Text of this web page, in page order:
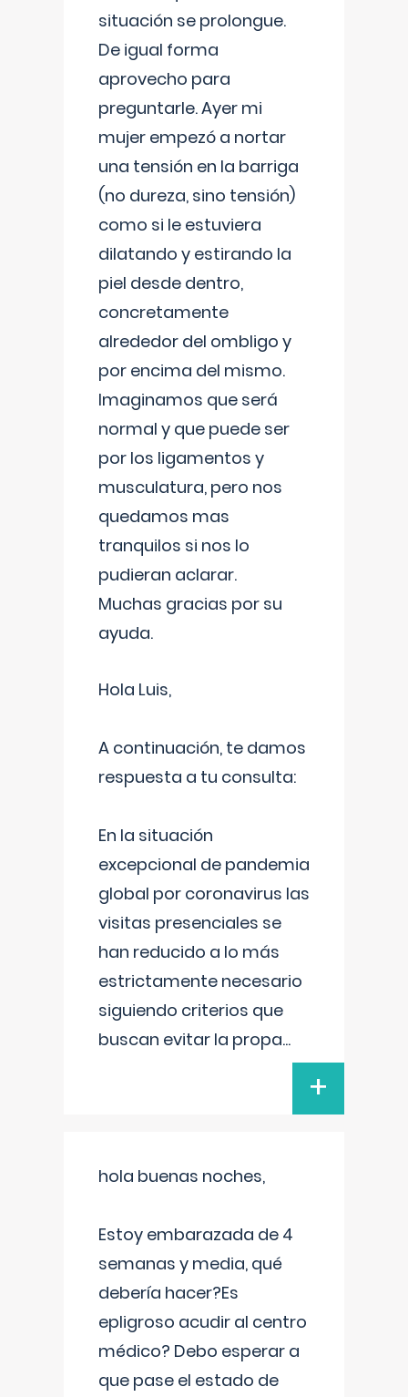
situación se prolongue.
De igual forma
aprovecho para
preguntarle. Ayer mi
mujer empezó a nortar
una tensión en la barriga
(no dureza, sino tensión)
como si le estuviera
dilatando y estirando la
piel desde dentro,
concretamente
alrededor del ombligo y
por encima del mismo.
Imaginamos que será
normal y que puede ser
por los ligamentos y
musculatura, pero nos
quedamos mas
tranquilos si nos lo
pudieran aclarar.
Muchas gracias por su
ayuda.
Hola Luis,
A continuación, te damos
respuesta a tu consulta:
En la situación
excepcional de pandemia
global por coronavirus las
visitas presenciales se
han reducido a lo más
estrictamente necesario
siguiendo criterios que
buscan evitar la propa...
+
hola buenas noches,
Estoy embarazada de 4
semanas y media, qué
debería hacer?Es
epligroso acudir al centro
médico? Debo esperar a
que pase el estado de